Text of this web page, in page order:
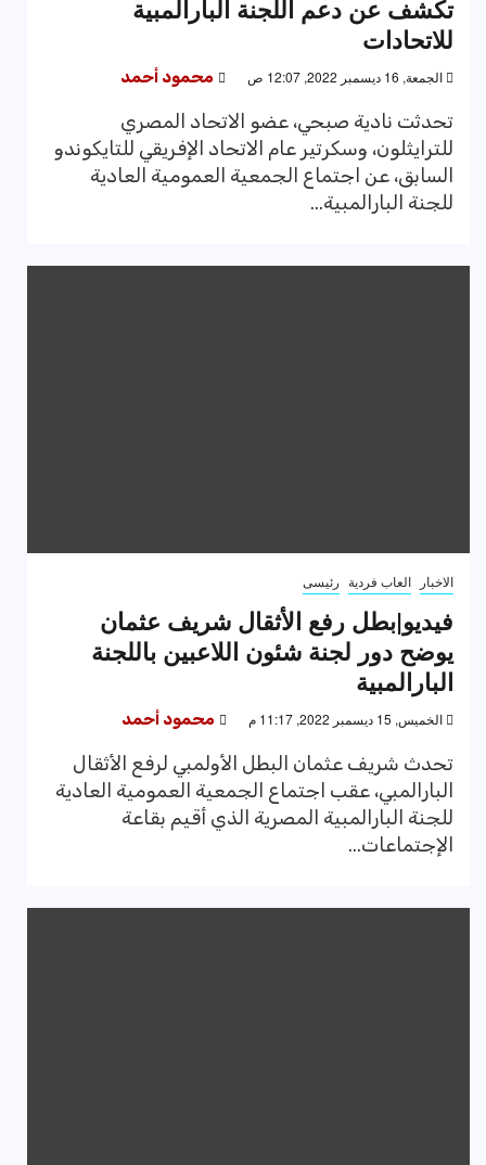
تكشف عن دعم اللجنة البارالمبية
للاتحادات
الجمعة, 16 ديسمبر 2022, 12:07 ص محمود أحمد
تحدثت نادية صبحي، عضو الاتحاد المصري
للترايثلون، وسكرتير عام الاتحاد الإفريقي للتايكوندو
السابق، عن اجتماع الجمعية العمومية العادية
للجنة البارالمبية...
الاخبار العاب فردية رئيسى
فيديو|بطل رفع الأثقال شريف عثمان
يوضح دور لجنة شئون اللاعبين باللجنة
البارالمبية
الخميس, 15 ديسمبر 2022, 11:17 م محمود أحمد
تحدث شريف عثمان البطل الأولمبي لرفع الأثقال
البارالمبي، عقب اجتماع الجمعية العمومية العادية
للجنة البارالمبية المصرية الذي أقيم بقاعة
الإجتماعات...